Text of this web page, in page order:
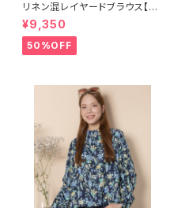
リネン混レイヤードブラウス【82
64109】
¥9,350
50%OFF